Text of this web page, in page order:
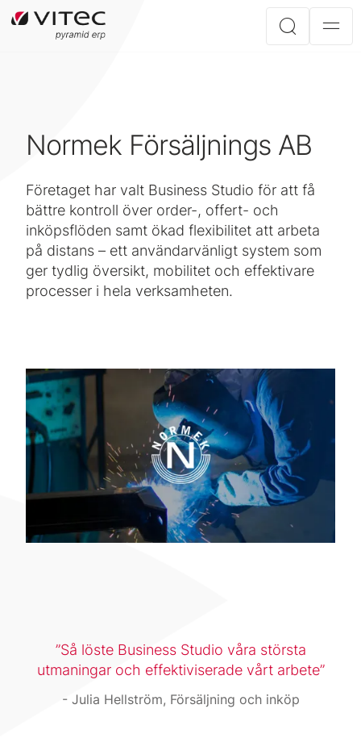
Normek Försäljnings AB
Företaget har valt Business Studio för att få
bättre kontroll över order-, offert- och
inköpsflöden samt ökad flexibilitet att arbeta
på distans – ett användarvänligt system som
ger tydlig översikt, mobilitet och effektivare
processer i hela verksamheten.
Så löste Business Studio våra största
utmaningar och effektiviserade vårt arbete
Julia Hellström, Försäljning och inköp